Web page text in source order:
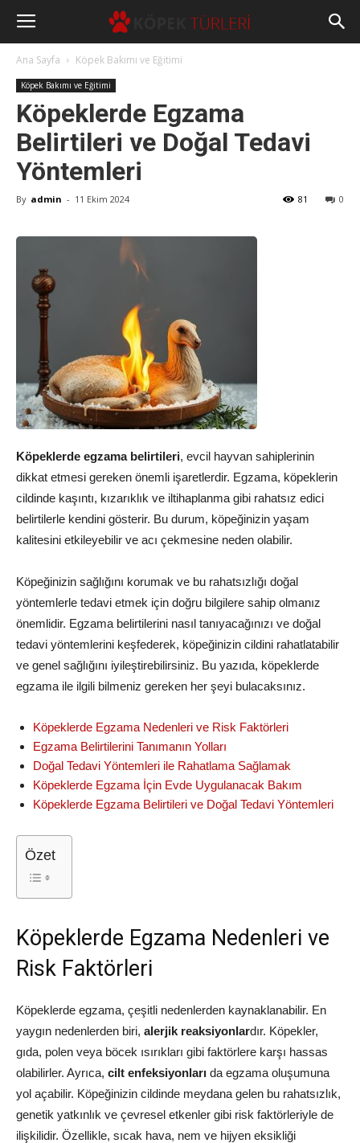
Ana Sayfa Köpek Bakımı ve Eğitimi
Köpek Bakımı ve Eğitimi
Köpeklerde Egzama
Belirtileri ve Doğal Tedavi
Yöntemleri
By admin - 11 Ekim 2024 0
81
Köpeklerde egzama belirtileri, evcil hayvan sahiplerinin
dikkat etmesi gereken önemli işaretlerdir. Egzama, köpeklerin
cildinde kaşıntı, kızarıklık ve iltihaplanma gibi rahatsız edici
belirtilerle kendini gösterir. Bu durum, köpeğinizin yaşam
kalitesini etkileyebilir ve acı çekmesine neden olabilir.
Köpeğinizin sağlığını korumak ve bu rahatsızlığı doğal
yöntemlerle tedavi etmek için doğru bilgilere sahip olmanız
önemlidir. Egzama belirtilerini nasıl tanıyacağınızı ve doğal
tedavi yöntemlerini keşfederek, köpeğinizin cildini rahatlatabilir
ve genel sağlığını iyileştirebilirsiniz. Bu yazıda, köpeklerde
egzama ile ilgili bilmeniz gereken her şeyi bulacaksınız.
Köpeklerde Egzama Nedenleri ve Risk Faktörleri
Egzama Belirtilerini Tanımanın Yolları
Doğal Tedavi Yöntemleri ile Rahatlama Sağlamak
Köpeklerde Egzama İçin Evde Uygulanacak Bakım
Köpeklerde Egzama Belirtileri ve Doğal Tedavi Yöntemleri
Özet
Köpeklerde Egzama Nedenleri ve
Risk Faktörleri
Köpeklerde egzama, çeşitli nedenlerden kaynaklanabilir. En
yaygın nedenlerden biri, alerjik reaksiyonlardır. Köpekler,
gıda, polen veya böcek ısırıkları gibi faktörlere karşı hassas
olabilirler. Ayrıca, cilt enfeksiyonları da egzama oluşumuna
yol açabilir. Köpeğinizin cildinde meydana gelen bu rahatsızlık,
genetik yatkınlık ve çevresel etkenler gibi risk faktörleriyle de
ilişkilidir. Özellikle, sıcak hava, nem ve hijyen eksikliği